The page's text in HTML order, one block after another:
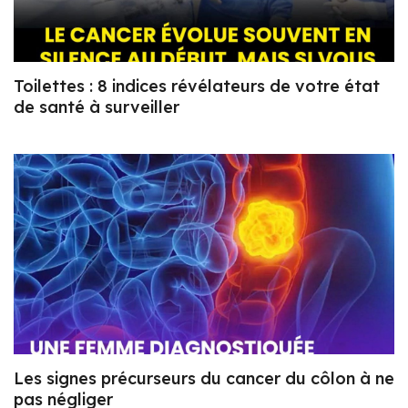
Toilettes : 8 indices révélateurs de votre état
de santé à surveiller
Les signes précurseurs du cancer du côlon à ne
pas négliger